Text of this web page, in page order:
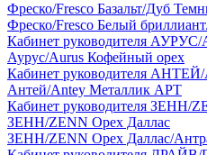
Фреско/Fresco Базальт/Дуб
Фреско/Fresco Белый
Кабинет руководителя АУРУС/
Аурус/Aurus Кофейный орех
Кабинет руководителя
Антей/Antey Металлик АРТ
Кабинет руководителя ЗЕНН/
ЗЕНН/ZENN Орех Даллас
ЗЕНН/ZENN Орех Даллас/